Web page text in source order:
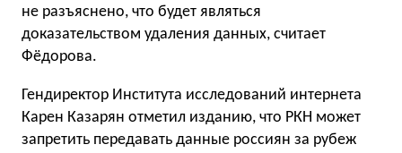
не разъяснено, что будет являться
доказательством удаления данных, считает
Фёдорова.
Гендиректор Института исследований интернета
Карен Казарян отметил изданию, что РКН может
запретить передавать данные россиян за рубеж